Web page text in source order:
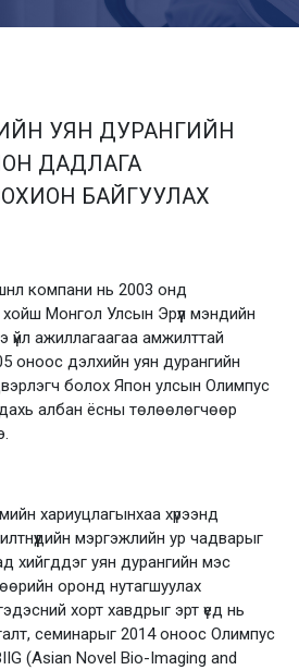
УЯН ДУРАНГИЙН
ДАДЛАГА
БАЙГУУЛАХ
компани нь 2003 онд
Монгол Улсын Эрүүл мэндийн
ажиллагаагаа амжилттай
оноос дэлхийн уян дурангийн
болох Япон улсын Олимпус
албан ёсны төлөөлөгчөөр
хариуцлагынхаа хүрээнд
мэргэжлийн ур чадварыг
хийгддэг уян дурангийн мэс
оронд нутагшуулах
хорт хавдрыг эрт үед нь
семинарыг 2014 оноос Олимпус
(Asian Novel Bio-Imaging and